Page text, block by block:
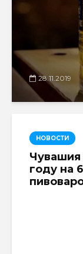
28.11.2019
НОВОСТИ
Чувашия
году на